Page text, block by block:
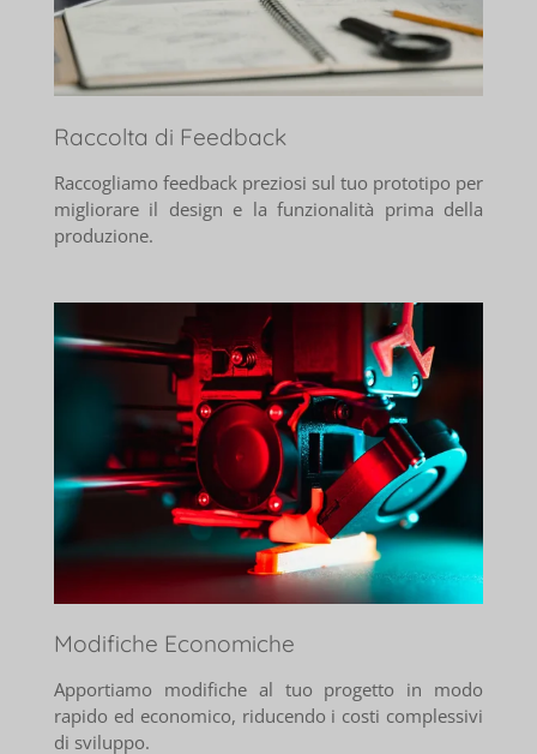
Raccolta di Feedback
Raccogliamo feedback preziosi sul tuo prototipo per
migliorare il design e la funzionalità prima della
produzione.
Modifiche Economiche
Apportiamo modifiche al tuo progetto in modo
rapido ed economico, riducendo i costi complessivi
di sviluppo.